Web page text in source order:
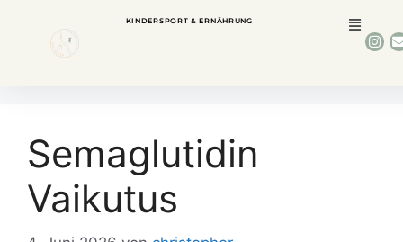
KINDERSPORT & ERNÄHRUNG
Semaglutidin
Vaikutus